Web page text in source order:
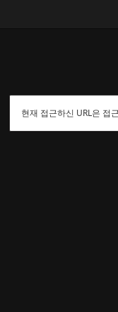
현재 접근하신 URL은 접